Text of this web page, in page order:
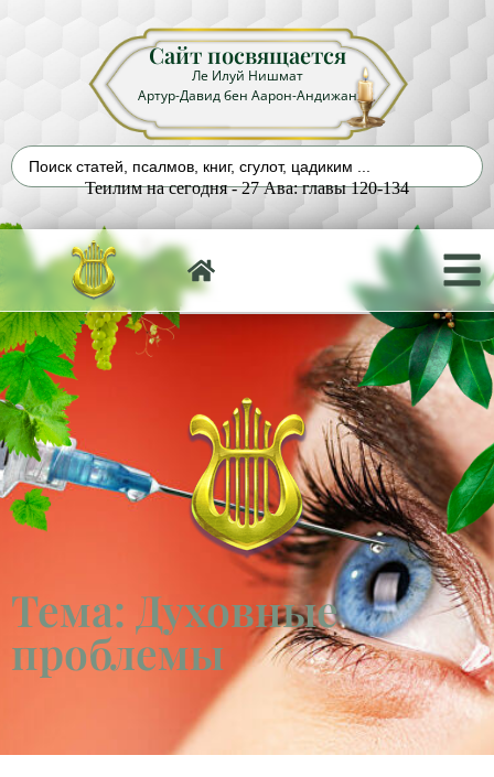
Сайт посвящается
Ле Илуй Нишмат
Артур-Давид бен Аарон-Андижан
Теилим на сегодня - 27 Ава: главы 120-134
Тема: Духовные
проблемы